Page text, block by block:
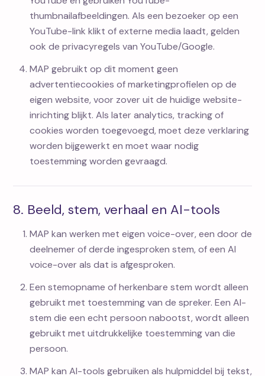
thumbnailafbeeldingen. Als een bezoeker op een
YouTube-link klikt of externe media laadt, gelden
ook de privacyregels van YouTube/Google.
MAP gebruikt op dit moment geen
advertentiecookies of marketingprofielen op de
eigen website, voor zover uit de huidige website-
inrichting blijkt. Als later analytics, tracking of
cookies worden toegevoegd, moet deze verklaring
worden bijgewerkt en moet waar nodig
toestemming worden gevraagd.
8. Beeld, stem, verhaal en AI-tools
MAP kan werken met eigen voice-over, een door de
deelnemer of derde ingesproken stem, of een AI
voice-over als dat is afgesproken.
Een stemopname of herkenbare stem wordt alleen
gebruikt met toestemming van de spreker. Een AI-
stem die een echt persoon nabootst, wordt alleen
gebruikt met uitdrukkelijke toestemming van die
persoon.
MAP kan AI-tools gebruiken als hulpmiddel bij tekst,